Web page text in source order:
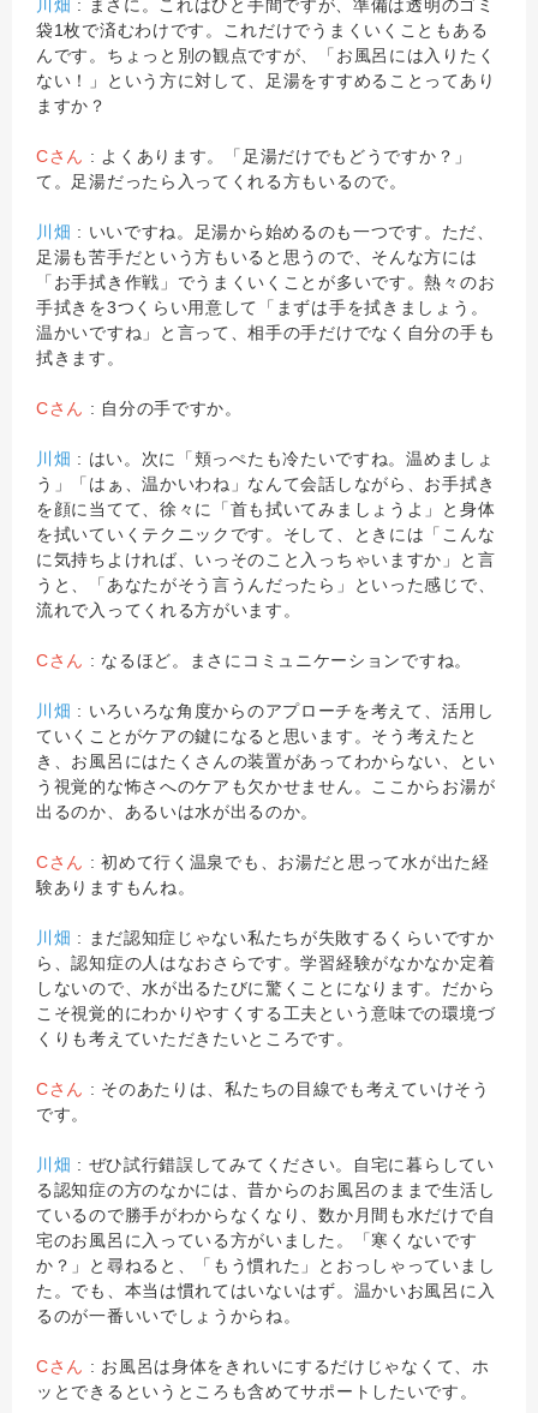
川畑 : まさに。これはひと手間ですが、準備は透明のゴミ
袋1枚で済むわけです。これだけでうまくいくこともある
んです。ちょっと別の観点ですが、「お風呂には入りたく
ない！」という方に対して、足湯をすすめることってあり
ますか？
Cさん : よくあります。「足湯だけでもどうですか？」
て。足湯だったら入ってくれる方もいるので。
川畑 : いいですね。足湯から始めるのも一つです。ただ、
足湯も苦手だという方もいると思うので、そんな方には
「お手拭き作戦」でうまくいくことが多いです。熱々のお
手拭きを3つくらい用意して「まずは手を拭きましょう。
温かいですね」と言って、相手の手だけでなく自分の手も
拭きます。
Cさん : 自分の手ですか。
川畑 : はい。次に「頬っぺたも冷たいですね。温めましょ
う」「はぁ、温かいわね」なんて会話しながら、お手拭き
を顔に当てて、徐々に「首も拭いてみましょうよ」と身体
を拭いていくテクニックです。そして、ときには「こんな
に気持ちよければ、いっそのこと入っちゃいますか」と言
うと、「あなたがそう言うんだったら」といった感じで、
流れで入ってくれる方がいます。
Cさん : なるほど。まさにコミュニケーションですね。
川畑 : いろいろな角度からのアプローチを考えて、活用し
ていくことがケアの鍵になると思います。そう考えたと
き、お風呂にはたくさんの装置があってわからない、とい
う視覚的な怖さへのケアも欠かせません。ここからお湯が
出るのか、あるいは水が出るのか。
Cさん : 初めて行く温泉でも、お湯だと思って水が出た経
験ありますもんね。
川畑 : まだ認知症じゃない私たちが失敗するくらいですか
ら、認知症の人はなおさらです。学習経験がなかなか定着
しないので、水が出るたびに驚くことになります。だから
こそ視覚的にわかりやすくする工夫という意味での環境づ
くりも考えていただきたいところです。
Cさん : そのあたりは、私たちの目線でも考えていけそう
です。
川畑 : ぜひ試行錯誤してみてください。自宅に暮らしてい
る認知症の方のなかには、昔からのお風呂のままで生活し
ているので勝手がわからなくなり、数か月間も水だけで自
宅のお風呂に入っている方がいました。「寒くないです
か？」と尋ねると、「もう慣れた」とおっしゃっていまし
た。でも、本当は慣れてはいないはず。温かいお風呂に入
るのが一番いいでしょうからね。
Cさん : お風呂は身体をきれいにするだけじゃなくて、ホ
ッとできるというところも含めてサポートしたいです。